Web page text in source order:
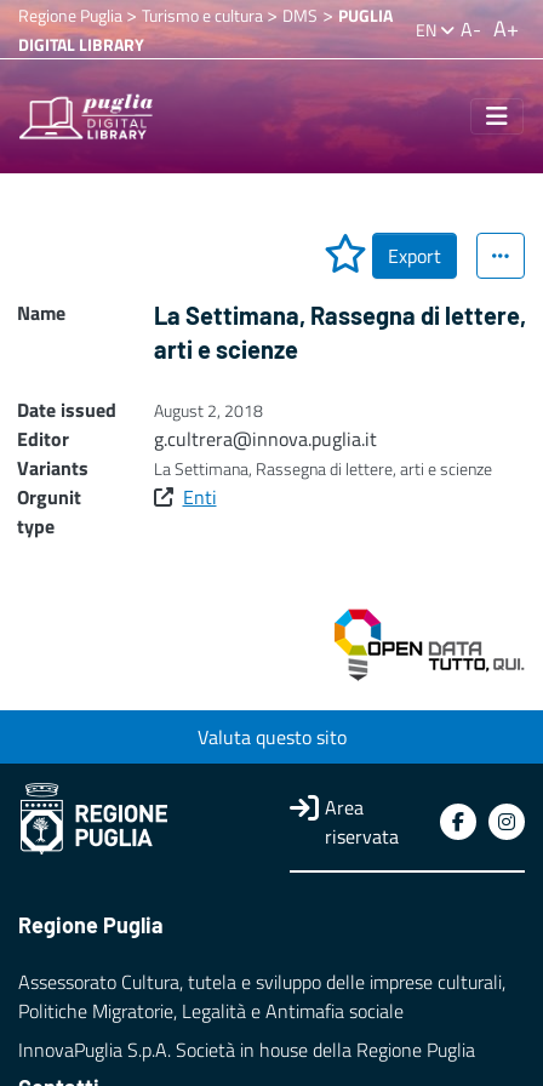
Regione Puglia> Turismo e cultura>DMS > PUGLIA
DIGITAL LIBRARY
EN A- A+
Export
Name
La Settimana, Rassegna di lettere,
arti e scienze
Date issued August 2, 2018
Editor
g.cultrera@innova.puglia.it
Variants
La Settimana, Rassegna di lettere, arti e scienze
Orgunit
type
Enti
Valuta questo sito
Area
riservata
Regione Puglia
Assessorato Cultura, tutela e sviluppo delle imprese culturali,
Politiche Migratorie, Legalità e Antimafia sociale
InnovaPuglia S.p.A. Società in house della Regione Puglia